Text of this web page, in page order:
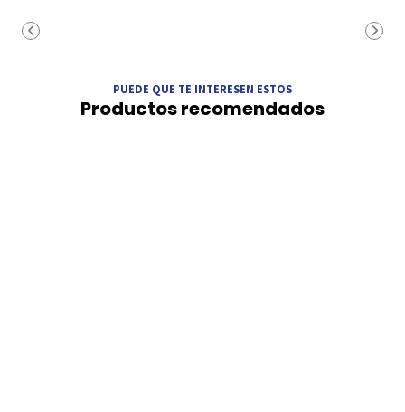
PUEDE QUE TE INTERESEN ESTOS
Productos recomendados